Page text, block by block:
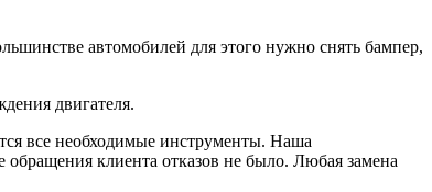
автомобилей для этого нужно снять бампер,
двигателя.
все необходимые инструменты. Наша
клиента отказов не было. Любая замена